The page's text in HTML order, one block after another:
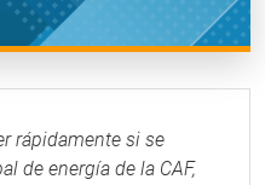
rápidamente si se
de energía de la CAF,